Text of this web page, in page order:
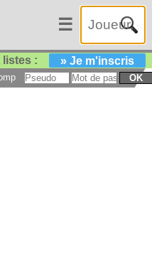
☰
listes : » Je m'inscris
: OK